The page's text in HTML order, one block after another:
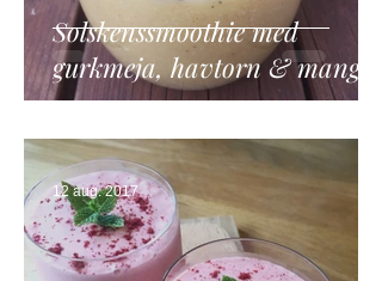
Solskenssmoothie med
gurkmeja, havtorn & mango
12 aug. 2017